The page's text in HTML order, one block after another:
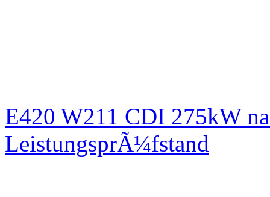
E420 W211 CDI 275kW
LeistungsprÃ¼fstand